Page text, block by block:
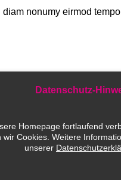
nonumy eirmod
Datenschutz-
Homepage fortlaufend
wir Cookies. Weitere
unserer